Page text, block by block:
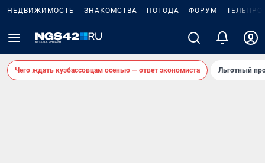
НЕДВИЖИМОСТЬ ЗНАКОМСТВА ПОГОДА ФОРУМ
Чего ждать кузбассовцам осенью — ответ экономиста Льготный